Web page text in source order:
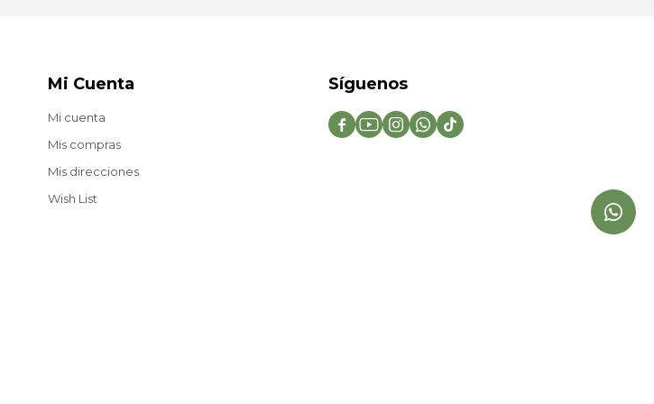
Mi Cuenta
Mi cuenta
Mis compras
Mis direcciones
Wish List
Síguenos
    